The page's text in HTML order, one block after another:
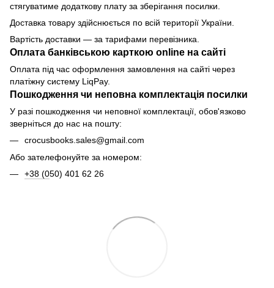
стягуватиме додаткову плату за зберігання посилки.
Доставка товару здійснюється по всій території України.
Вартість доставки — за тарифами перевізника.
Оплата банківською карткою online на сайті
Оплата під час оформлення замовлення на сайті через
платіжну систему LiqPay.
Пошкодження чи неповна комплектація посилки
У разі пошкодження чи неповної комплектації, обов'язково
зверніться до нас на пошту:
crocusbooks.sales@gmail.com
Або зателефонуйте за номером:
+38 (050) 401 62 26